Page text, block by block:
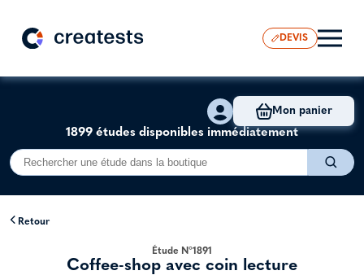
DEVIS
1899 études disponibles immédiatement
Mon panier
Retour
Étude N°1891
Coffee-shop avec coin lecture